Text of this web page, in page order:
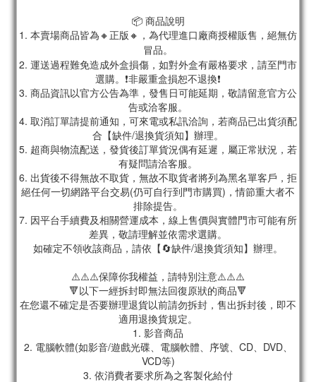
📦 商品說明
1. 本賣場商品皆為🔸正版🔸，為代理進口廠商授權販售，絕無仿
冒品。
2. 運送過程難免造成外盒損傷，如對外盒有嚴格要求，請至門市
選購。❗非嚴重盒損恕不退換❗
3. 商品資訊以官方公告為準，發售日可能延期，敬請留意官方公
告或洽客服。
4. 取消訂單請提前通知，可來電或私訊洽詢，若商品已出貨須配
合【缺件/退換貨須知】辦理。
5. 超商與物流配送，發貨後訂單貨況偶有延遲，屬正常狀況，若
有疑問請洽客服。
6. 出貨後不得無故不取貨，無故不取貨者將列為黑名單客戶，拒
絕任何一切網路平台交易(仍可自行到門市購買)，情節重大者不
排除提告。
7. 因平台手續費及相關營運成本，線上售價與實體門市可能有所
差異，敬請理解並依需求選購。
如確定不領收該商品，請依【🔄缺件/退換貨須知】辦理。
⚠️⚠️⚠️保障你我權益，請特別注意⚠️⚠️⚠️
🔻以下一經拆封即無法回復原狀的商品🔻
在您還不確定是否要辦理退貨以前請勿拆封，售出拆封後，即不
適用退換貨規定。
1. 影音商品
2. 電腦軟體(如影音/遊戲光碟、電腦軟體、序號、CD、DVD、
VCD等)
3. 依消費者要求所為之客製化給付